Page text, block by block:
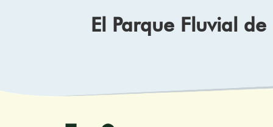
El Parque Fluvial